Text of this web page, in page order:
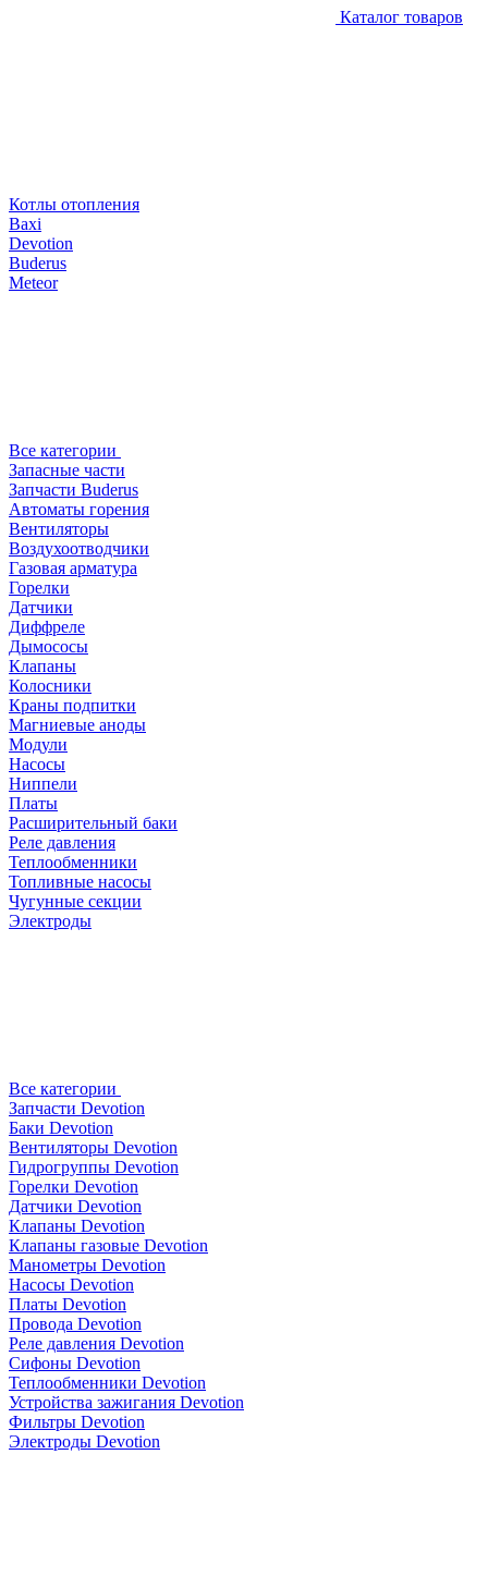
Каталог товаров
Котлы отопления
Baxi
Devotion
Buderus
Meteor
Все категории
Запасные части
Запчасти Buderus
Автоматы горения
Вентиляторы
Воздухоотводчики
Газовая арматура
Горелки
Датчики
Диффреле
Дымососы
Клапаны
Колосники
Краны подпитки
Магниевые аноды
Модули
Насосы
Ниппели
Платы
Расширительный баки
Реле давления
Теплообменники
Топливные насосы
Чугунные секции
Электроды
Все категории
Запчасти Devotion
Баки Devotion
Вентиляторы Devotion
Гидрогруппы Devotion
Горелки Devotion
Датчики Devotion
Клапаны Devotion
Клапаны газовые Devotion
Манометры Devotion
Насосы Devotion
Платы Devotion
Провода Devotion
Реле давления Devotion
Сифоны Devotion
Теплообменники Devotion
Устройства зажигания Devotion
Фильтры Devotion
Электроды Devotion